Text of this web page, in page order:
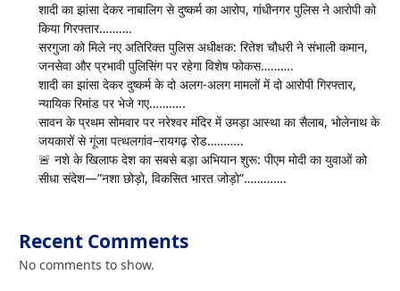
शादी का झांसा देकर नाबालिग से दुष्कर्म का आरोप, गांधीनगर पुलिस ने आरोपी को
किया गिरफ्तार……….
सरगुजा को मिले नए अतिरिक्त पुलिस अधीक्षक: रितेश चौधरी ने संभाली कमान,
जनसेवा और प्रभावी पुलिसिंग पर रहेगा विशेष फोकस……….
शादी का झांसा देकर दुष्कर्म के दो अलग-अलग मामलों में दो आरोपी गिरफ्तार,
न्यायिक रिमांड पर भेजे गए………..
सावन के प्रथम सोमवार पर नरेश्वर मंदिर में उमड़ा आस्था का सैलाब, भोलेनाथ के
जयकारों से गूंजा पत्थलगांव–रायगढ़ रोड………..
🚨 नशे के खिलाफ देश का सबसे बड़ा अभियान शुरू: पीएम मोदी का युवाओं को
सीधा संदेश—”नशा छोड़ो, विकसित भारत जोड़ो”………….
Recent Comments
No comments to show.